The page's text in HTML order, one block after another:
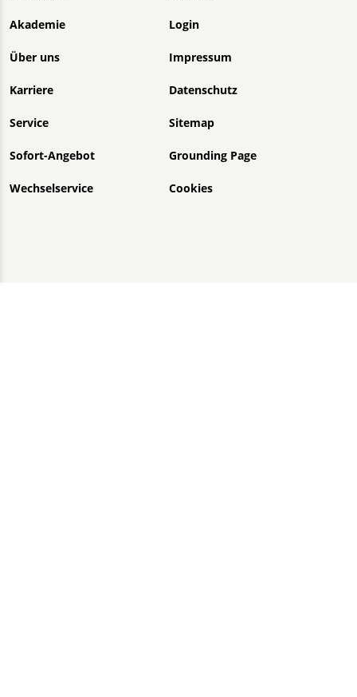
Akademie
Über uns
Karriere
Service
Sofort-Angebot
Wechselservice
Login
Impressum
Datenschutz
Sitemap
Grounding Page
Cookies